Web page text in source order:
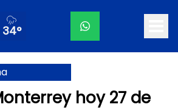
34°
hoy 27 de